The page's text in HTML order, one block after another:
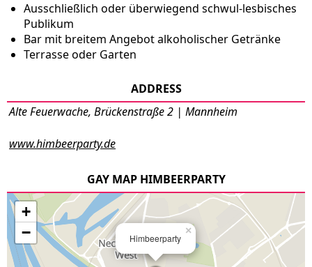
Ausschließlich oder überwiegend schwul-lesbisches
Publikum
Bar mit breitem Angebot alkoholischer Getränke
Terrasse oder Garten
ADDRESS
Alte Feuerwache, Brückenstraße 2 | Mannheim
www.himbeerparty.de
GAY MAP HIMBEERPARTY
Himbeerparty
×
+
−